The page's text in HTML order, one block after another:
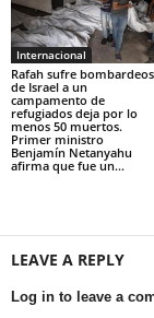
Internacional
Rafah sufre bombardeos
de Israel a un
campamento de
refugiados deja por lo
menos 50 muertos.
Primer ministro
Benjamín Netanyahu
afirma que fue un...
LEAVE A REPLY
Log in to leave a